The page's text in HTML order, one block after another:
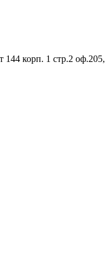
144 корп. 1 стр.2 оф.205,